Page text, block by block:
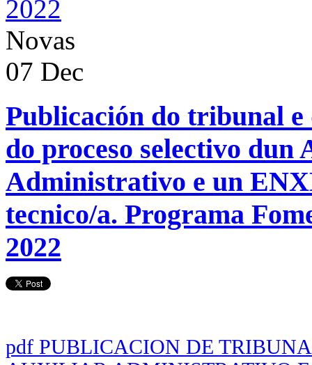
Novas
07 Dec
Publicación do tribunal e
do proceso selectivo
Administrativo e un
tecnico/a. Programa
2022
pdf PUBLICACION DE